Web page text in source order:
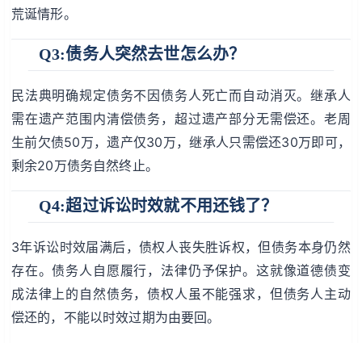
荒诞情形。
Q3:债务人突然去世怎么办？
民法典明确规定债务不因债务人死亡而自动消灭。继承人
需在遗产范围内清偿债务，超过遗产部分无需偿还。老周
生前欠债50万，遗产仅30万，继承人只需偿还30万即可，
剩余20万债务自然终止。
Q4:超过诉讼时效就不用还钱了？
3年诉讼时效届满后，债权人丧失胜诉权，但债务本身仍然
存在。债务人自愿履行，法律仍予保护。这就像道德债变
成法律上的自然债务，债权人虽不能强求，但债务人主动
偿还的，不能以时效过期为由要回。